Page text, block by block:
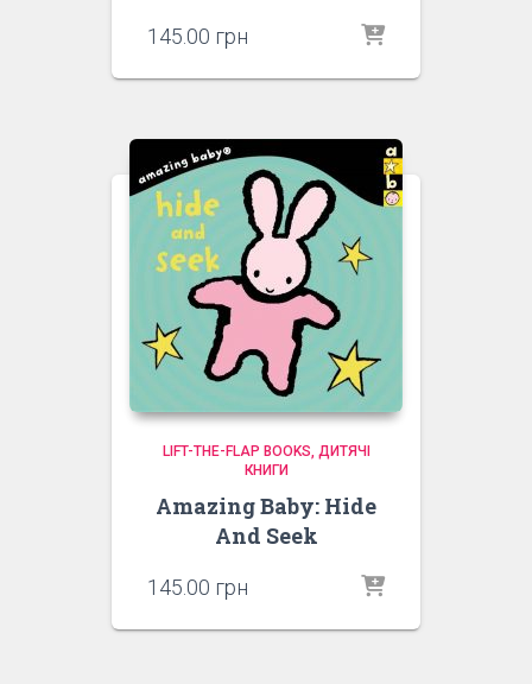
145.00 грн
LIFT-THE-FLAP BOOKS ДИТЯЧІ
КНИГИ
Amazing Baby: Hide
And Seek
145.00 грн